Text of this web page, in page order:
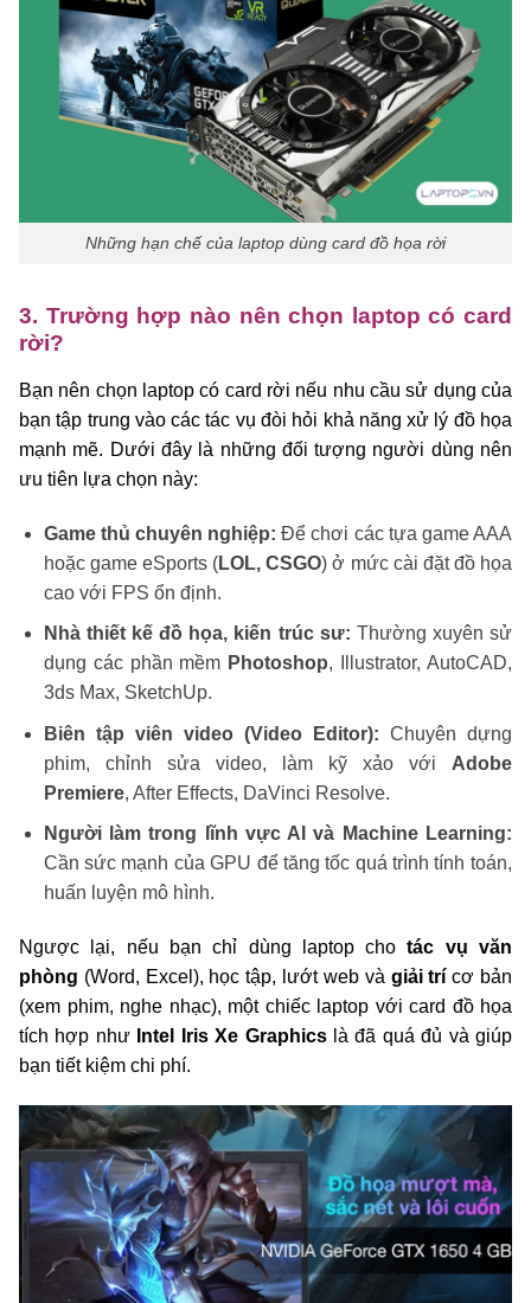
Những hạn chế của laptop dùng card đồ họa rời
3. Trường hợp nào nên chọn laptop có card
rời?
Bạn nên chọn laptop có card rời nếu nhu cầu sử dụng của
bạn tập trung vào các tác vụ đòi hỏi khả năng xử lý đồ họa
mạnh mẽ. Dưới đây là những đối tượng người dùng nên
ưu tiên lựa chọn này:
Game thủ chuyên nghiệp: Để chơi các tựa game AAA
hoặc game eSports (LOL, CSGO) ở mức cài đặt đồ họa
cao với FPS ổn định.
Nhà thiết kế đồ họa, kiến trúc sư: Thường xuyên sử
dụng các phần mềm Photoshop, Illustrator, AutoCAD,
3ds Max, SketchUp.
Biên tập viên video (Video Editor): Chuyên dựng
phim, chỉnh sửa video, làm kỹ xảo với Adobe
Premiere, After Effects, DaVinci Resolve.
Người làm trong lĩnh vực AI và Machine Learning:
Cần sức mạnh của GPU để tăng tốc quá trình tính toán,
huấn luyện mô hình.
Ngược lại, nếu bạn chỉ dùng laptop chotác vụ văn
phòng (Word, Excel), học tập, lướt web và giải trí cơ bản
(xem phim, nghe nhạc), một chiếc laptop với card đồ họa
tích hợp như Intel Iris Xe Graphicslà đã quá đủ và giúp
bạn tiết kiệm chi phí.